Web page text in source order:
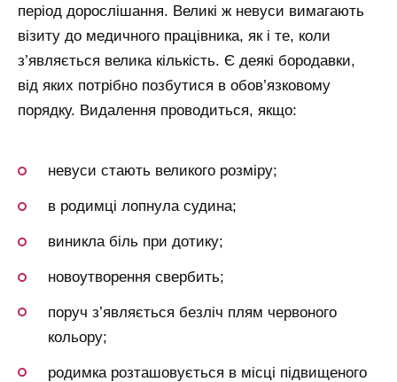
період дорослішання. Великі ж невуси вимагають
візиту до медичного працівника, як і те, коли
з’являється велика кількість. Є деякі бородавки,
від яких потрібно позбутися в обов’язковому
порядку. Видалення проводиться, якщо:
невуси стають великого розміру;
в родимці лопнула судина;
виникла біль при дотику;
новоутворення свербить;
поруч з’являється безліч плям червоного
кольору;
родимка розташовується в місці підвищеного